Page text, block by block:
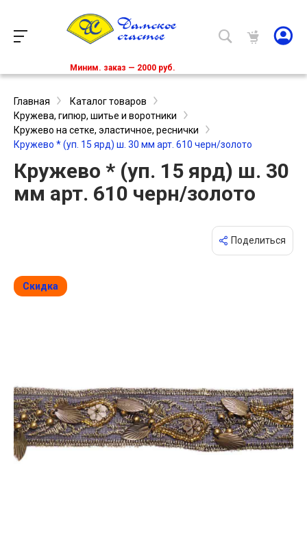
Миним. заказ — 2000 руб.
Главная
Каталог товаров
Кружева, гипюр, шитье и воротники
Кружево на сетке, эластичное, реснички
Кружево * (уп. 15 ярд) ш. 30 мм арт. 610 черн/золото
Кружево * (уп. 15 ярд) ш. 30
мм арт. 610 черн/золото
Поделиться
Скидка